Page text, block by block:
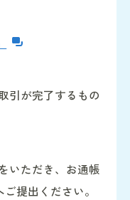
引が完了するもの
いただき、お通帳
提出ください。